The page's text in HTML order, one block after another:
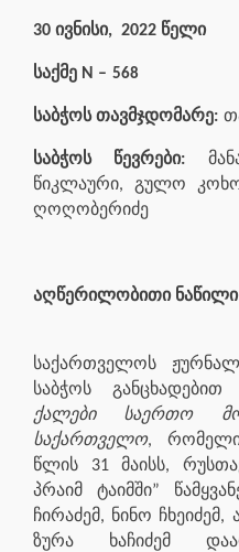
30 ივნისი, 2022 წელი
საქმე N – 568
საბჭოს თავმჯდომარე:
საბჭოს წევრები:
წიკლაური, გულო
ღოღობერიძე
აღწერილობითი ნაწილი
საქართველოს
საბჭოს
ქალები საერთო
საქართველო,
წლის 31 მაისს,
პრაიმ ტაიმში”
ჩირაძემ, ნინო
ზურა ხაჩიძემ